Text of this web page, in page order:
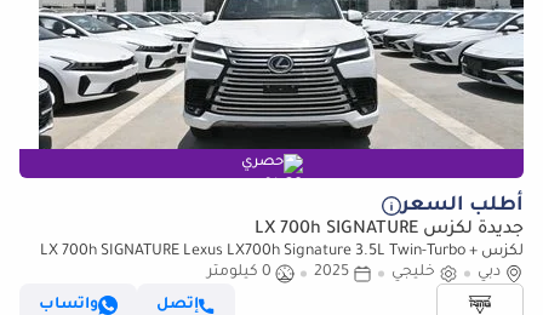
حصري
أطلب السعر
جديدة لكزس LX 700h SIGNATURE
لكزس LX 700h SIGNATURE Lexus LX700h Signature 3.5L Twin-Turbo +
Hybrid V6, Petrol Model 2025
دبي خليجي 2025
0 كيلومتر
إتصل
واتساب